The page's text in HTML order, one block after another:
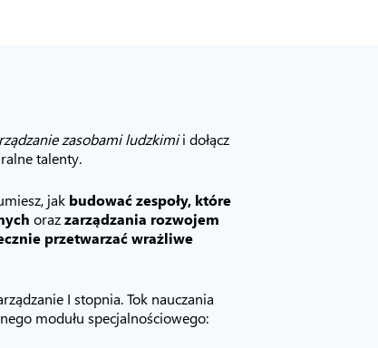
zasobami ludzkimii dołącz
talenty.
jak budować zespoły, które
orazzarządzania rozwojem
przetwarzać wrażliwe
I stopnia. Tok nauczania
modułu specjalnościowego: